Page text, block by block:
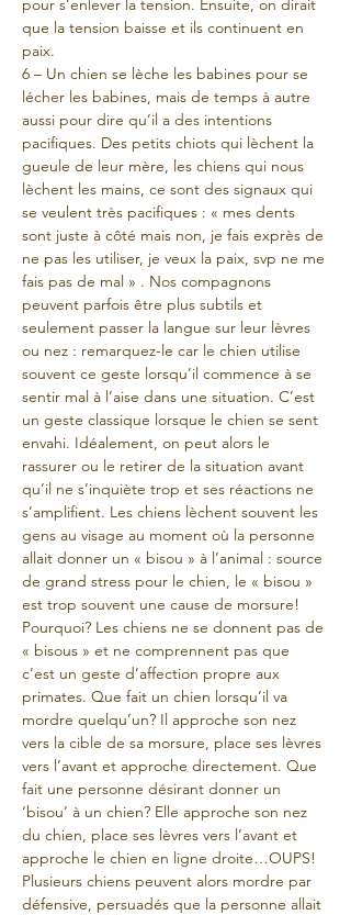
pour s’enlever la tension. Ensuite, on dirait
que la tension baisse et ils continuent en
paix.
6 – Un chien se lèche les babines pour se
lécher les babines, mais de temps à autre
aussi pour dire qu’il a des intentions
pacifiques. Des petits chiots qui lèchent la
gueule de leur mère, les chiens qui nous
lèchent les mains, ce sont des signaux qui
se veulent très pacifiques : « mes dents
sont juste à côté mais non, je fais exprès de
ne pas les utiliser, je veux la paix, svp ne me
fais pas de mal » . Nos compagnons
peuvent parfois être plus subtils et
seulement passer la langue sur leur lèvres
ou nez : remarquez-le car le chien utilise
souvent ce geste lorsqu’il commence à se
sentir mal à l’aise dans une situation. C’est
un geste classique lorsque le chien se sent
envahi. Idéalement, on peut alors le
rassurer ou le retirer de la situation avant
qu’il ne s’inquiète trop et ses réactions ne
s’amplifient. Les chiens lèchent souvent les
gens au visage au moment où la personne
allait donner un « bisou » à l’animal : source
de grand stress pour le chien, le « bisou »
est trop souvent une cause de morsure!
Pourquoi? Les chiens ne se donnent pas de
« bisous » et ne comprennent pas que
c’est un geste d’affection propre aux
primates. Que fait un chien lorsqu’il va
mordre quelqu’un? Il approche son nez
vers la cible de sa morsure, place ses lèvres
vers l’avant et approche directement. Que
fait une personne désirant donner un
‘bisou’ à un chien? Elle approche son nez
du chien, place ses lèvres vers l’avant et
approche le chien en ligne droite…OUPS!
Plusieurs chiens peuvent alors mordre par
défensive, persuadés que la personne allait